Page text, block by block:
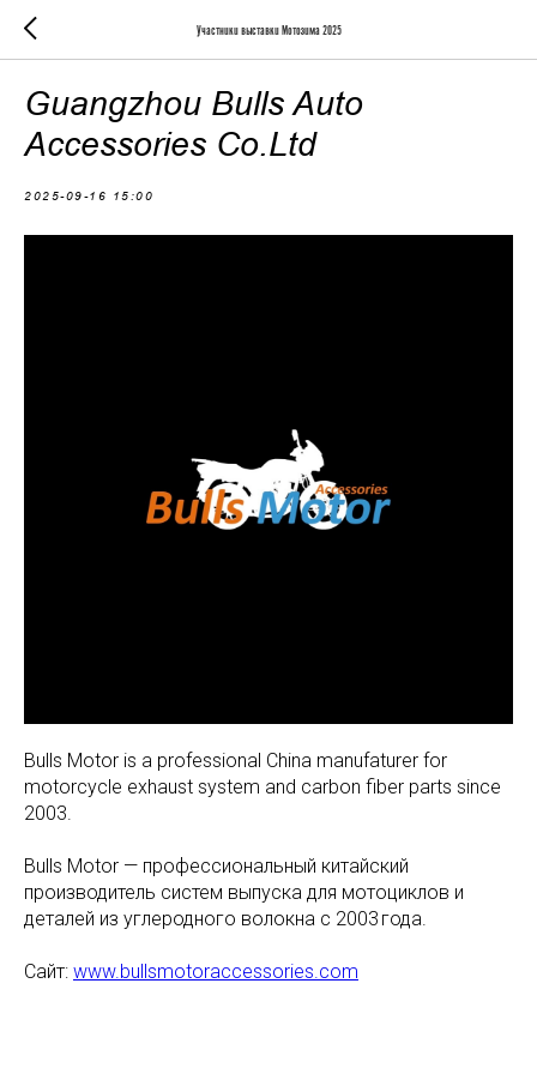
Участники выставки Мотозима 2025
Guangzhou Bulls Auto
Accessories Co.Ltd
2025-09-16 15:00
Bulls Motor is a professional China manufaturer for
motorcycle exhaust system and carbon fiber parts since
2003.
Bulls Motor — профессиональный китайский
производитель систем выпуска для мотоциклов и
деталей из углеродного волокна с 2003 года.
Сайт: www.bullsmotoraccessories.com